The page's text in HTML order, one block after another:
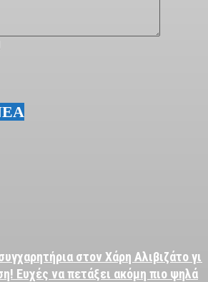
στον Χάρη Αλιβιζάτο για
Ευχές να πετάξει ακόμη πιο ψηλά